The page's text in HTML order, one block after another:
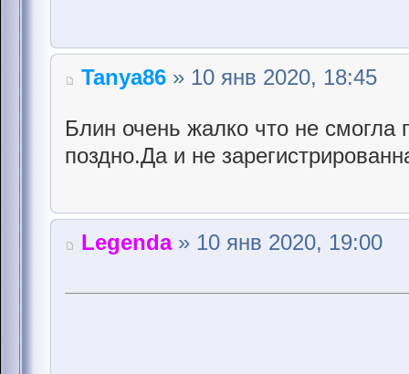
Tanya86 » 10 янв 2020, 18:45
Блин очень жалко что не смогла
поздно.Да и не
Legenda» 10 янв 2020, 19:00